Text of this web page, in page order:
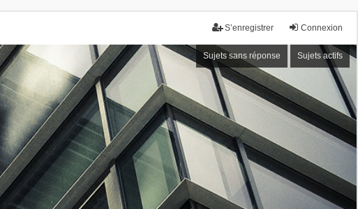
Connexion
S’enregistrer
Sujets sans réponse Sujets actifs